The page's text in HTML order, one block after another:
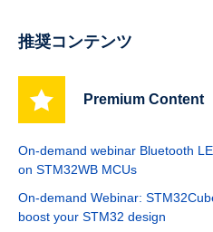
推奨コンテンツ
Premium Content
On-demand webinar Bluetooth
on STM32WB MCUs
On-demand Webinar:
boost your STM32 design